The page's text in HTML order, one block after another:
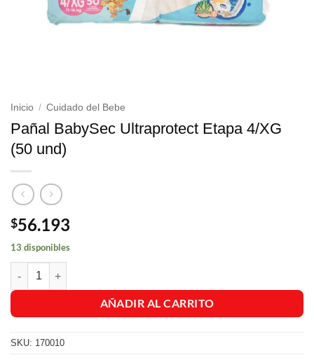
Inicio / Cuidado del Bebe
Pañal BabySec Ultraprotect Etapa 4/XG
(50 und)
$56.193
13 disponibles
Pañal BabySec Ultraprotect Etapa 4/XG (50 und) cantidad
AÑADIR AL CARRITO
SKU: 170010